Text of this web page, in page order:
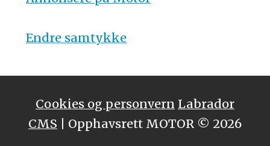
Endre samtykke
Cookies og personvern Labrador
CMS | Opphavsrett MOTOR © 2026